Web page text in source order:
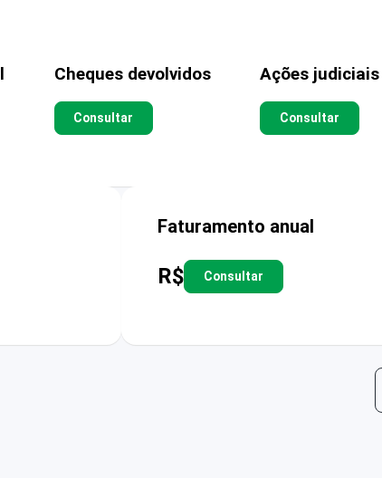
Cheques devolvidos
Consultar
Ações judiciais
Consultar
Faturamento anual
R$ Consultar